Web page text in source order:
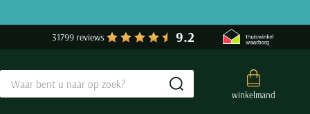
31799 reviews 9.2
winkelmand
Submit search